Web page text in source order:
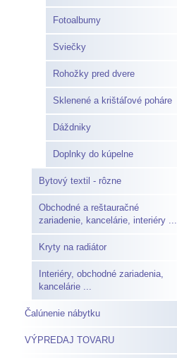
Fotoalbumy
Sviečky
Rohožky pred dvere
Sklenené a krištáľové poháre
Dáždniky
Doplnky do kúpelne
Bytový textil - rôzne
Obchodné a reštauračné
zariadenie, kancelárie, interiéry ...
Kryty na radiátor
Interiéry, obchodné zariadenia,
kancelárie ...
Čalúnenie nábytku
VÝPREDAJ TOVARU